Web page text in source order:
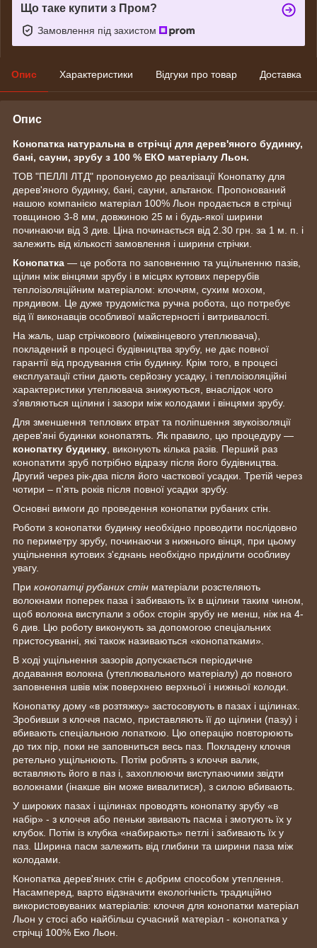
Що таке купити з Пром?
Замовлення під захистом
Опис Характеристики Відгуки про товар Доставка
Опис
Конопатка натуральна в стрічці для дерев'яного будинку,
бані, сауни, зрубу з 100 % ЕКО матеріалу Льон.
ТОВ "ПЕЛЛІ ЛТД" пропонуємо до реалізації Конопатку для
дерев'яного будинку, бані, сауни, альтанок. Пропонований
нашою компанією матеріал 100% Льон продається в стрічці
товщиною 3-8 мм, довжиною 25 м і будь-якої ширини
починаючи від 3 див. Ціна починається від 2.30 грн. за 1 м. п. і
залежить від кількості замовлення і ширини стрічки.
Конопатка ― це робота по заповненню та ущільненню пазів,
щілин між вінцями зрубу і в місцях кутових перерубів
теплоізоляційним матеріалом: клоччям, сухим мохом,
прядивом. Це дуже трудомістка ручна робота, що потребує
від її виконавців особливої майстерності і витривалості.
На жаль, шар стрічкового (міжвінцевого утеплювача),
покладений в процесі будівництва зрубу, не дає повної
гарантії від продування стін будинку. Крім того, в процесі
експлуатації стіни дають серйозну усадку, і теплоізоляційні
характеристики утеплювача знижуються, внаслідок чого
з'являються щілини і зазори між колодами і вінцями зрубу.
Для зменшення теплових втрат та поліпшення звукоізоляції
дерев'яні будинки конопатять. Як правило, цю процедуру —
конопатку будинку , виконують кілька разів. Перший раз
конопатити зруб потрібно відразу після його будівництва.
Другий через рік-два після його часткової усадки. Третій через
чотири – п'ять років після повної усадки зрубу.
Основні вимоги до проведення конопатки рубаних стін.
Роботи з конопатки будинку необхідно проводити послідовно
по периметру зрубу, починаючи з нижнього вінця, при цьому
ущільнення кутових з'єднань необхідно приділити особливу
увагу.
При конопатці рубаних стін матеріали розстеляють
волокнами поперек паза і забивають їх в щілини таким чином,
щоб волокна виступали з обох сторін зрубу не менш, ніж на 4-
6 див. Цю роботу виконують за допомогою спеціальних
пристосуванні, які також називаються «конопатками».
В ході ущільнення зазорів допускається періодичне
додавання волокна (утеплювального матеріалу) до повного
заповнення швів між поверхнею верхньої і нижньої колоди.
Конопатку дому «в розтяжку» застосовують в пазах і щілинах.
Зробивши з клоччя пасмо, приставляють її до щілини (пазу) і
вбивають спеціальною лопаткою. Цю операцію повторюють
до тих пір, поки не заповниться весь паз. Покладену клоччя
ретельно ущільнюють. Потім роблять з клоччя валик,
вставляють його в паз і, захоплюючи виступаючими звідти
волокнами (інакше він може вивалитися), з силою вбивають.
У широких пазах і щілинах проводять конопатку зрубу «в
набір» - з клоччя або пеньки звивають пасма і змотують їх у
клубок. Потім із клубка «набирають» петлі і забивають їх у
паз. Ширина пасм залежить від глибини та ширини паза між
колодами.
Конопатка дерев'яних стін є добрим способом утеплення.
Насамперед, варто відзначити екологічність традиційно
використовуваних матеріалів: клоччя для конопатки матеріал
Льон у стосі або найбільш сучасний матеріал - конопатка у
стрічці 100% Еко Льон.